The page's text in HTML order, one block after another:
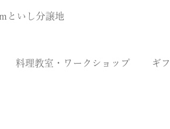
といし分譲地
料理教室・ワークショップ ギ